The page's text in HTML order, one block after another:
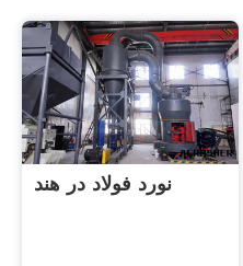
نورد فولاد در هند